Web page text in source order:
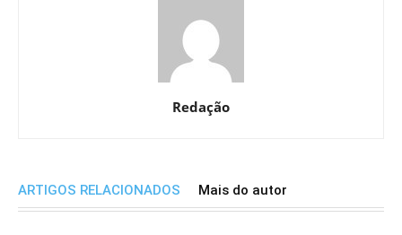
Redação
ARTIGOS RELACIONADOS Mais do autor